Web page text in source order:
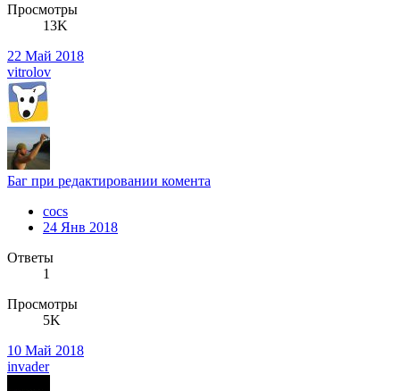
Просмотры
13K
22 Май 2018
vitrolov
Баг при редактировании комента
cocs
24 Янв 2018
Ответы
1
Просмотры
5K
10 Май 2018
invader